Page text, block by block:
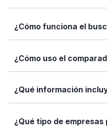
Elige tu software es una
informadas con datos
¿Cómo funciona el
Simplemente escribe el
encajan con tus
¿Cómo uso el
Marca los softwares
Así puedes ver de forma
¿Qué información
Cada ficha incluye una
valoraciones de
¿Qué tipo de